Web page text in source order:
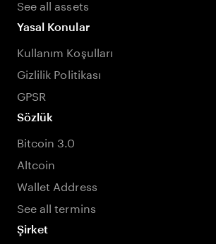
See all assets
Yasal Konular
Kullanım Koşulları
Gizlilik Politikası
GPSR
Sözlük
Bitcoin 3.0
Altcoin
Wallet Address
See all termins
Şirket